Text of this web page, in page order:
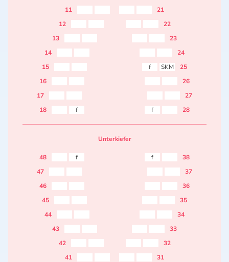
11
21
12
22
13
23
14
24
15
f SKM
25
16
26
17
27
18
f f 28
Unterkiefer
48 f f
38
47
37
46
36
45
35
44
34
43
33
42
32
41
31